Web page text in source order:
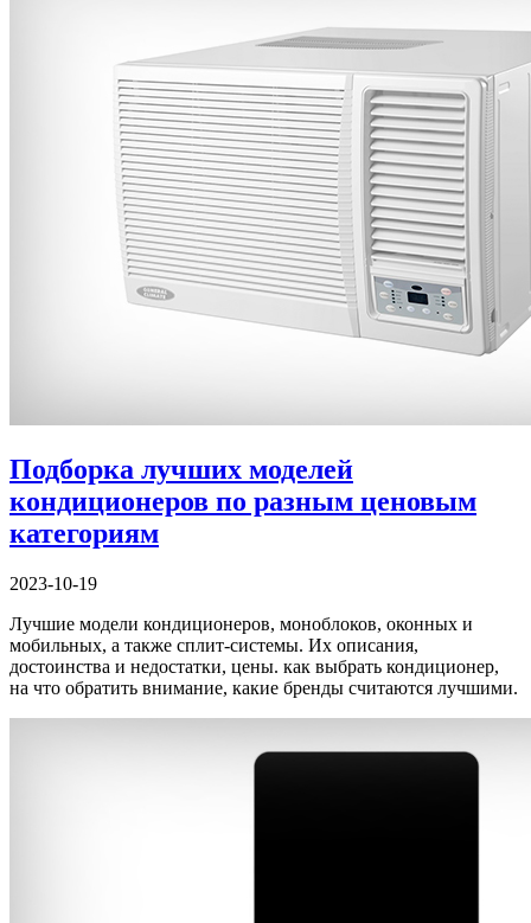
Подборка лучших моделей
кондиционеров по разным ценовым
категориям
2023-10-19
Лучшие модели кондиционеров, моноблоков, оконных и
мобильных, а также сплит-системы. Их описания,
достоинства и недостатки, цены. как выбрать кондиционер,
на что обратить внимание, какие бренды считаются лучшими.